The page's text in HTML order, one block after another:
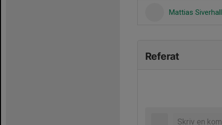
Mattias Siverhall
Referat